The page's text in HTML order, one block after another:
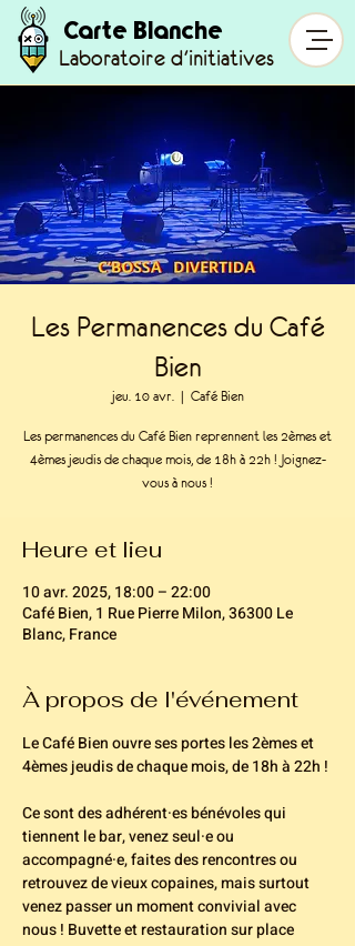
Carte Blanche
Laboratoire d'initiatives
Les Permanences du Café
Bien
jeu. 10 avr.
  |
Café Bien
Les permanences du Café Bien reprennent les 2èmes et
4èmes jeudis de chaque mois, de 18h à 22h ! Joignez-
vous à nous !
Heure et lieu
10 avr. 2025, 18:00 – 22:00
Café Bien, 1 Rue Pierre Milon, 36300 Le
Blanc, France
À propos de l'événement
Le Café Bien ouvre ses portes les 2èmes et
4èmes jeudis de chaque mois, de 18h à 22h !
Ce sont des adhérent·es bénévoles qui
tiennent le bar, venez seul·e ou
accompagné·e, faites des rencontres ou
retrouvez de vieux copaines, mais surtout
venez passer un moment convivial avec
nous ! Buvette et restauration sur place